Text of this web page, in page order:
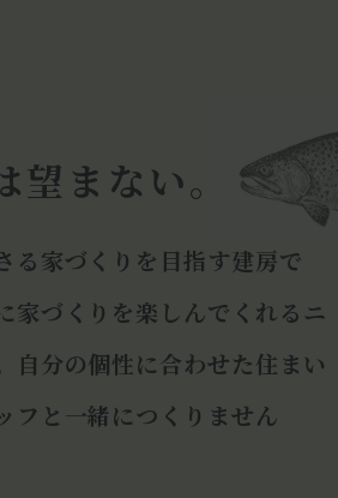
望まない。
る家づくりを目指す建房で
家づくりを楽しんでくれるニ
自分の個性に合わせた住まい
フと一緒につくりません